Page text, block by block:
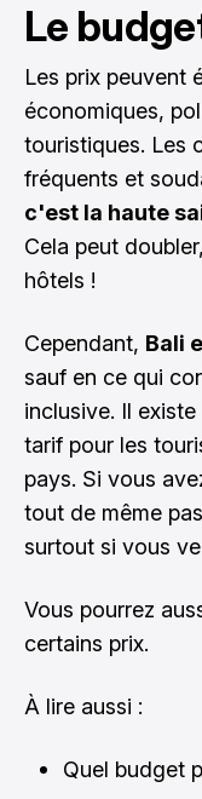
Le
Les prix peuvent
économiques,
touristiques. Les
fréquents et
c'est la haute
Cela peut
hôtels !
Cependant, Bali
sauf en ce qui
inclusive. Il
tarif pour les
pays. Si vous
tout de même
surtout si vous
Vous pourrez
certains prix.
À lire aussi :
Quel budget